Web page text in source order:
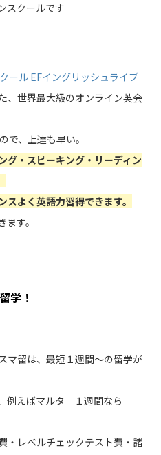
スクールです
ール EFイングリッシュライブ
、世界最大級のオンライン英会
で、上達も早い。
グ・スピーキング・リーディン
よく英語力習得できます。
す。
学！
マ留は、最短１週間～の留学が
例えばマルタ １週間なら
・レベルチェックテスト費・諸